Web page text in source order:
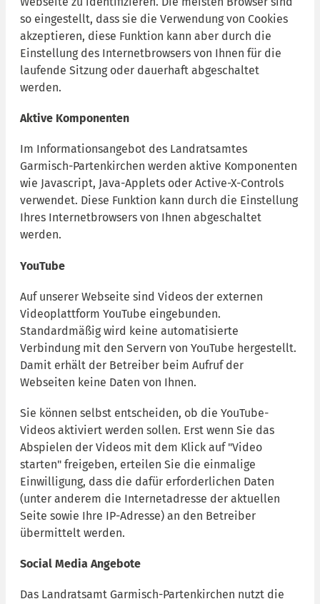
so eingestellt, dass sie die Verwendung von Cookies
akzeptieren, diese Funktion kann aber durch die
Einstellung des Internetbrowsers von Ihnen für die
laufende Sitzung oder dauerhaft abgeschaltet
werden.
Aktive Komponenten
Im Informationsangebot des Landratsamtes
Garmisch-Partenkirchen werden aktive Komponenten
wie Javascript, Java-Applets oder Active-X-Controls
verwendet. Diese Funktion kann durch die Einstellung
Ihres Internetbrowsers von Ihnen abgeschaltet
werden.
YouTube
Auf unserer Webseite sind Videos der externen
Videoplattform YouTube eingebunden.
Standardmäßig wird keine automatisierte
Verbindung mit den Servern von YouTube hergestellt.
Damit erhält der Betreiber beim Aufruf der
Webseiten keine Daten von Ihnen.
Sie können selbst entscheiden, ob die YouTube-
Videos aktiviert werden sollen. Erst wenn Sie das
Abspielen der Videos mit dem Klick auf "Video
starten" freigeben, erteilen Sie die einmalige
Einwilligung, dass die dafür erforderlichen Daten
(unter anderem die Internetadresse der aktuellen
Seite sowie Ihre IP-Adresse) an den Betreiber
übermittelt werden.
Social Media Angebote
Das Landratsamt Garmisch-Partenkirchen nutzt die